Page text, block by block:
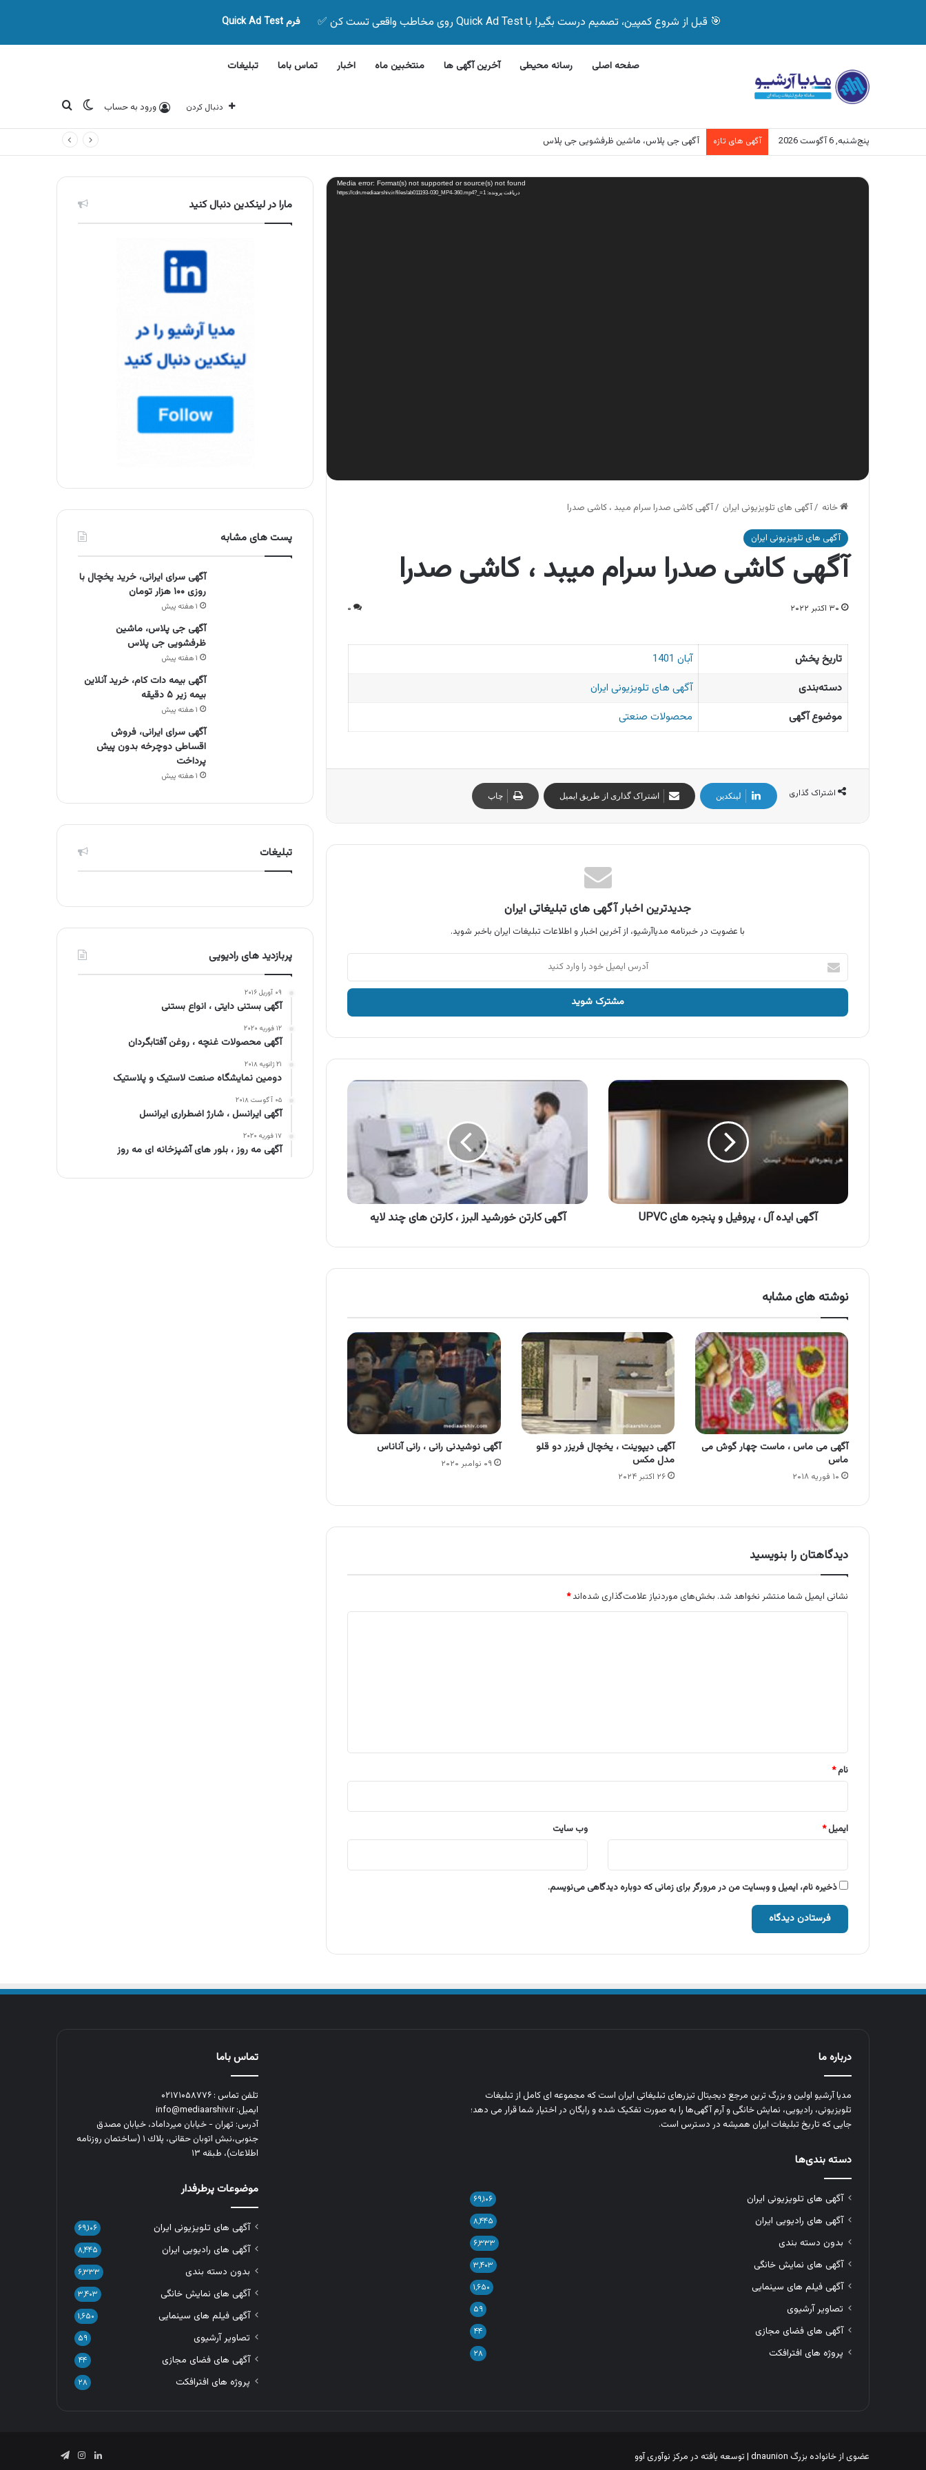
🎯 قبل از شروع کمپین، تصمیم درست بگیر! با Quick Ad Test روی مخاطب واقعی تست کن ✅ فرم Quick Ad Test
صفحه اصلی رسانه محیطی آخرین آگهی ها منتخبین ماه اخبار تماس باما تبلیغات
دنبال کردن ورود به حساب تغییر پوسته
جستجو برای
پنج‌شنبه, 6 آگوست 2026 آگهی های تازه آگهی بیمه دات کام، خرید آنلاین بیمه زیر ۵ دقیقه
نمایشگر
ویدیو Media error: Format(s) not supported or source(s) not found
دریافت پرونده: https://cdn.mediaarshiv.ir/files/ab011193-030_MP4-360.mp4?_=1
خانه /آگهی های تلویزیونی ایران /آگهی کاشی صدرا سرام میبد ، کاشی صدرا
آگهی های تلویزیونی ایران
آگهی کاشی صدرا سرام میبد ، کاشی صدرا
۳۰ اکتبر ۲۰۲۲ ۰
تاریخ پخش
آبان 1401
دسته‌بندی
آگهی های تلویزیونی ایران
موضوع آگهی
محصولات صنعتی
اشتراک گذاری لینکدین اشتراک گذاری از طریق ایمیل چاپ
جدیدترین اخبار آگهی های تبلیغاتی ایران
با عضویت در خبرنامه مدیاآرشیو، از آخرین اخبار و اطلاعات تبلیغات ایران باخبر شوید.
آدرس
ایمیل
خود
وارد
آگهی
آل
پروفیل
UPVC
آگهی ایده آل ، پروفیل و پنجره های UPVC
آگهی
خورشید
کارتن
های
لایه
آگهی کارتن خورشید البرز ، کارتن های چند لایه
نوشته های مشابه
آگهی می ماس ، ماست چهار گوش می
ماس
۱۰ فوریه ۲۰۱۸
آگهی دیپوینت ، یخچال فریزر دو قلو
مدل مکس
۲۶ اکتبر ۲۰۲۴
آگهی نوشیدنی رانی ، رانی آناناس
۰۹ نوامبر ۲۰۲۰
دیدگاهتان را بنویسید
نشانی ایمیل شما منتشر نخواهد شد. بخش‌های موردنیاز علامت‌گذاری شده‌اند*
نام*
ایمیل* وب‌ سایت
ذخیره نام، ایمیل و وبسایت من در مرورگر برای زمانی که دوباره دیدگاهی می‌نویسم.
مارا در لینکدین دنبال کنید
پست های مشابه
آگهی سرای ایرانی، خرید یخچال با
روزی ۱۰۰ هزار تومان
۱ هفته پیش
آگهی جی پلاس، ماشین
ظرفشویی جی پلاس
۱ هفته پیش
آگهی بیمه دات کام، خرید آنلاین
بیمه زیر ۵ دقیقه
۱ هفته پیش
آگهی سرای ایرانی، فروش
اقساطی دوچرخه بدون پیش
پرداخت
۱ هفته پیش
تبلیغات
پربازدید های رادیویی
۰۹ آوریل ۲۰۱۶
آگهی بستنی دایتی ، انواع بستنی
۱۲ فوریه ۲۰۲۰
آگهی محصولات غنچه ، روغن آفتابگردان
۲۱ ژانویه ۲۰۱۸
دومین نمایشگاه صنعت لاستیک و پلاستیک
۰۵ آگوست ۲۰۱۸
آگهی ایرانسل ، شارژ اضطراری ایرانسل
۱۷ فوریه ۲۰۲۰
آگهی مه روز ، بلور های آشپزخانه ای مه روز
درباره ما
مدیا آرشیو اولین و بزرگ‌ ترین مرجع دیجیتال تیزرهای تبلیغاتی ایران است که مجموعه‌ ای کامل از تبلیغات
تلویزیونی، رادیویی، نمایش خانگی و آرم‌ آگهی‌ها را به‌ صورت تفکیک‌ شده و رایگان در اختیار شما قرار می‌ دهد؛
جایی که تاریخ تبلیغات ایران همیشه در دسترس است.
دسته بندی‌ها
آگهی های تلویزیونی ایران ۶۹,۱۰۶
آگهی های رادیویی ایران ۸,۴۴۵
بدون دسته بندی ۶,۳۳۳
آگهی های نمایش خانگی ۳,۴۰۳
آگهی فیلم های سینمایی ۱,۶۵۰
تصاویر آرشیوی ۵۹
آگهی های فضای مجازی ۴۴
پروژه های افترافکت ۲۸
تماس باما
تلفن تماس : ۰۲۱۷۱۰۵۸۷۷۶
ایمیل: info@mediaarshiv.ir
آدرس: تهران - خیابان میرداماد، خیابان مصدق
جنوبی،نبش اتوبان حقانی، پلاك ١ (ساختمان روزنامه
اطلاعات)، طبقه ۱۳
موضوعات پرطرفدار
آگهی های تلویزیونی ایران ۶۹,۱۰۶
آگهی های رادیویی ایران ۸,۴۴۵
بدون دسته بندی ۶,۳۳۳
آگهی های نمایش خانگی ۳,۴۰۳
آگهی فیلم های سینمایی ۱,۶۵۰
تصاویر آرشیوی ۵۹
آگهی های فضای مجازی ۴۴
پروژه های افترافکت ۲۸
عضوی از خانواده بزرگ dnaunion | توسعه یافته در مرکز نوآوری آوو لینکدیناینستاگرام
تلگرام